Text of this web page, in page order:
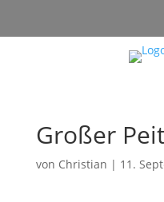
Großer
von Christian | 11.